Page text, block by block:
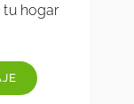
hogar